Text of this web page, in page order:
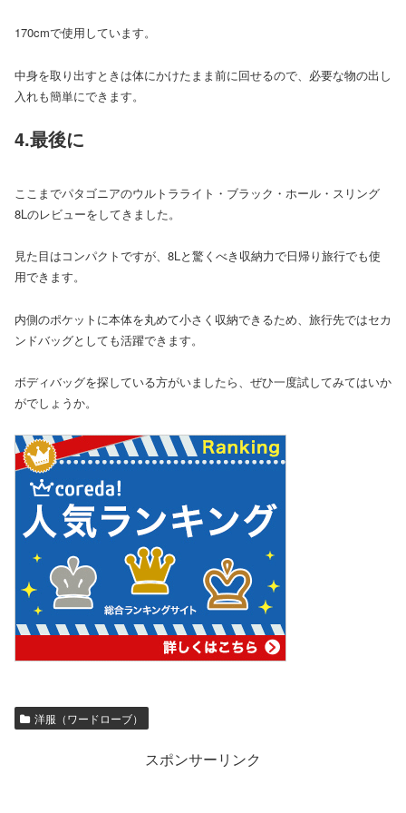
170cmで使用しています。
中身を取り出すときは体にかけたまま前に回せるので、必要な物の出し
入れも簡単にできます。
4.最後に
ここまでパタゴニアのウルトラライト・ブラック・ホール・スリング
8Lのレビューをしてきました。
見た目はコンパクトですが、8Lと驚くべき収納力で日帰り旅行でも使
用できます。
内側のポケットに本体を丸めて小さく収納できるため、旅行先ではセカ
ンドバッグとしても活躍できます。
ボディバッグを探している方がいましたら、ぜひ一度試してみてはいか
がでしょうか。
洋服（ワードローブ）
スポンサーリンク